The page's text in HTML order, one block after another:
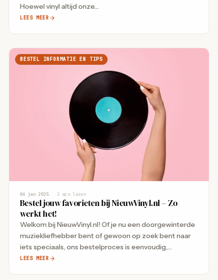
Hoewel vinyl altijd onze…
LEES MEER
BESTEL INFORMATIE EN TIPS
04 jan 2025 2 min lezen
Bestel jouw favorieten bij NieuwVinyl.nl – Zo
werkt het!
Welkom bij NieuwVinyl.nl! Of je nu een doorgewinterde
muziekliefhebber bent of gewoon op zoek bent naar
iets speciaals, ons bestelproces is eenvoudig,…
LEES MEER